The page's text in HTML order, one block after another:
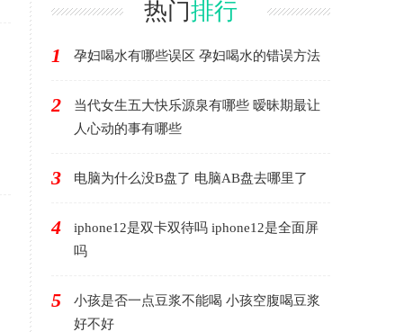
热门排行
1 孕妇喝水有哪些误区 孕妇喝水的错误方法
2
当代女生五大快乐源泉有哪些 暧昧期最让
人心动的事有哪些
3 电脑为什么没B盘了 电脑AB盘去哪里了
4
iphone12是双卡双待吗 iphone12是全面屏
吗
5
小孩是否一点豆浆不能喝 小孩空腹喝豆浆
好不好